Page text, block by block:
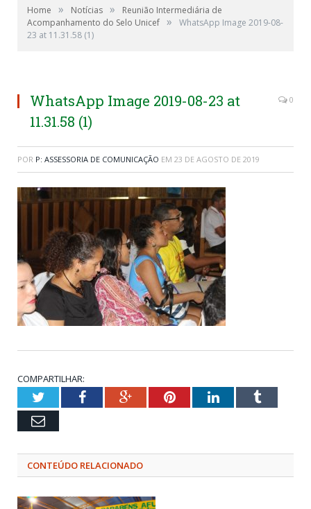
Home » Notícias »
Reunião Intermediária de
Acompanhamento do Selo Unicef »
WhatsApp Image 2019-08-
23 at 11.31.58 (1)
WhatsApp Image 2019-08-23 at
11.31.58 (1)
0
POR P: ASSESSORIA DE COMUNICAÇÃO EM 23 DE AGOSTO DE 2019
COMPARTILHAR:
TwitterFacebookGoogle+PinterestLinkedInTumblr
Email
CONTEÚDO RELACIONADO